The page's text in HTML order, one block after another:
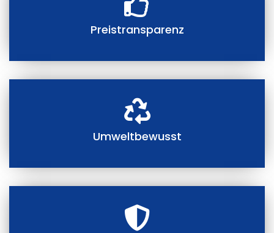
Preistransparenz
Umweltbewusst